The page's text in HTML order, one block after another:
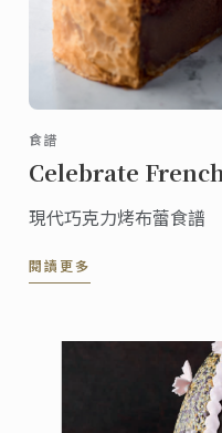
食譜
Celebrate
現代巧克力烤布蕾食譜
閱讀更多